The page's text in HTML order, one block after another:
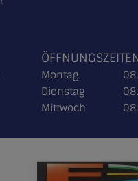
Montag
Dienstag
Mittwoch